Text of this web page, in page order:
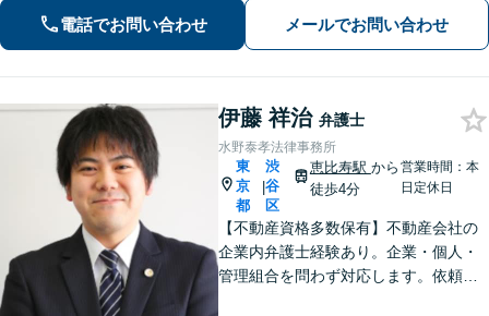
に真剣に向き合います【休日・夜間相
談可／完全個室】【企業法務も対応】
電話でお問い合わせ メールでお問い合わせ
伊藤 祥治 弁護士
水野泰孝法律事務所
東
京
都
|
渋
谷
区
恵比寿駅 から
徒歩4分
営業時間：本
日定休日
【不動産資格多数保有】不動産会社の
企業内弁護士経験あり。企業・個人・
管理組合を問わず対応します。依頼者